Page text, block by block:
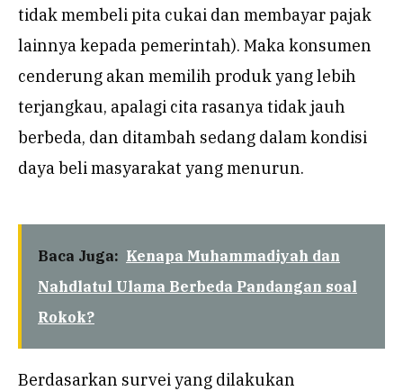
tidak membeli pita cukai dan membayar pajak
lainnya kepada pemerintah). Maka konsumen
cenderung akan memilih produk yang lebih
terjangkau, apalagi cita rasanya tidak jauh
berbeda, dan ditambah sedang dalam kondisi
daya beli masyarakat yang menurun.
Baca Juga: Kenapa Muhammadiyah dan
Nahdlatul Ulama Berbeda Pandangan soal
Rokok?
Berdasarkan survei yang dilakukan